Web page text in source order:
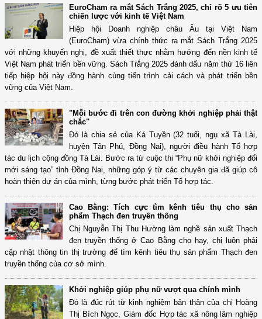
EuroCham ra mắt Sách Trắng 2025, chỉ rõ 5 ưu tiên
chiến lược với kinh tế Việt Nam
Hiệp hội Doanh nghiệp châu Âu tại Việt Nam
(EuroCham) vừa chính thức ra mắt Sách Trắng 2025
với những khuyến nghị, đề xuất thiết thực nhằm hướng đến nền kinh tế
Việt Nam phát triển bền vững. Sách Trắng 2025 đánh dấu năm thứ 16 liên
tiếp hiệp hội này đồng hành cùng tiến trình cải cách và phát triển bền
vững của Việt Nam.
"Mỗi bước đi trên con đường khởi nghiệp phải thật
chắc"
Đó là chia sẻ của Ká Tuyền (32 tuổi, ngụ xã Tà Lài,
huyện Tân Phú, Đồng Nai), người điều hành Tổ hợp
tác du lịch cộng đồng Tà Lài. Bước ra từ cuộc thi “Phụ nữ khởi nghiệp đổi
mới sáng tạo” tỉnh Đồng Nai, những góp ý từ các chuyên gia đã giúp cô
hoàn thiện dự án của mình, từng bước phát triển Tổ hợp tác.
Cao Bằng: Tích cực tìm kênh tiêu thụ cho sản
phẩm Thạch đen truyền thống
Chị Nguyễn Thị Thu Hường làm nghề sản xuất Thạch
đen truyền thống ở Cao Bằng cho hay, chị luôn phải
cập nhật thông tin thị trường để tìm kênh tiêu thụ sản phẩm Thạch đen
truyền thống của cơ sở mình.
Khởi nghiệp giúp phụ nữ vượt qua chính mình
Đó là đúc rút từ kinh nghiệm bản thân của chị Hoàng
Thị Bích Ngọc, Giám đốc Hợp tác xã nông lâm nghiệp